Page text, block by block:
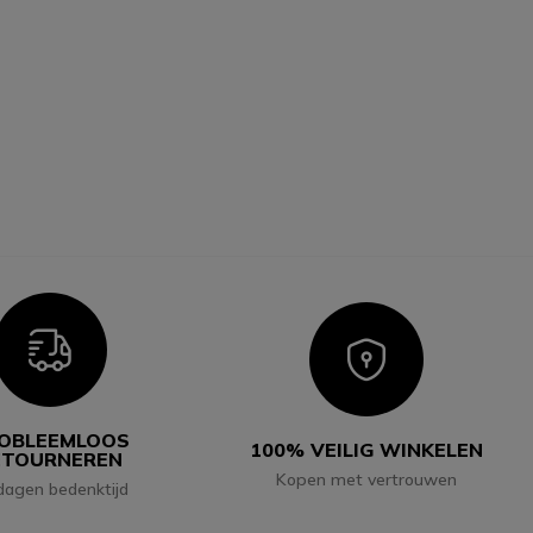
Icon
bedenktijd
Icon
100% VEILIG WINKELEN
Kopen met vertrouwen